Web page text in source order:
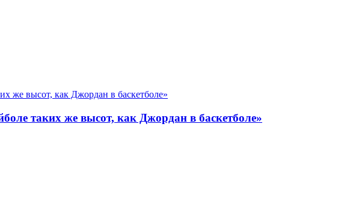
таких же высот, как Джордан в баскетболе»